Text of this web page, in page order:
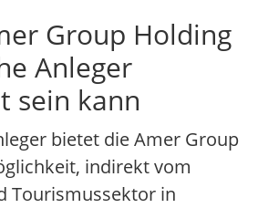
Group Holding
Anleger
sein kann
bietet die Amer Group
indirekt vom
Tourismussektor in